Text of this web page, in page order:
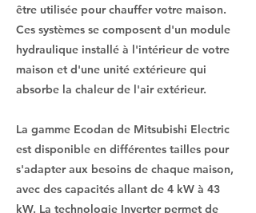
être utilisée pour chauffer votre maison.
Ces systèmes se composent d'un module
hydraulique installé à l'intérieur de votre
maison et d'une unité extérieure qui
absorbe la chaleur de l'air extérieur.
La gamme Ecodan de Mitsubishi Electric
est disponible en différentes tailles pour
s'adapter aux besoins de chaque maison,
avec des capacités allant de 4 kW à 43
kW. La technologie Inverter permet de